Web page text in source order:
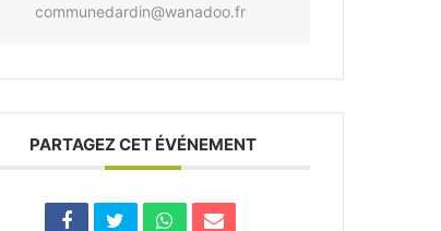
communedardin@wanadoo.fr
PARTAGEZ CET ÉVÉNEMENT